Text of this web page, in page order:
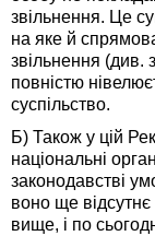
звільнення. Це
на яке й
звільнення
повністю
суспільство.
Б) Також у цій
національні
законодавстві
воно ще
вище, і по